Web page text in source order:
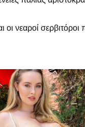
οι νεαροί